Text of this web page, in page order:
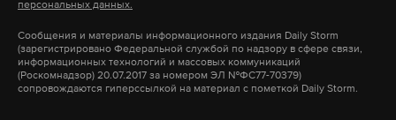
сентября 2021 года в московском районе Митино.
Мавриди попытался оказать сопротивление, но
былобезврежен.
доведено, что иконы, мощи и утварь будут
перемещены «до тех пор, пока ситуация не
вернется в нормальное русло».
персональных данных.
Сообщения и материалы информационного издания Daily Storm
(зарегистрировано Федеральной службой по надзору в сфере связи,
информационных технологий и массовых коммуникаций
(Роскомнадзор) 20.07.2017 за номером ЭЛ №ФС77-70379)
сопровождаются гиперссылкой на материал с пометкой Daily Storm.